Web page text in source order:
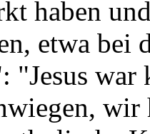
haben
etwa bei
"Jesus
wir